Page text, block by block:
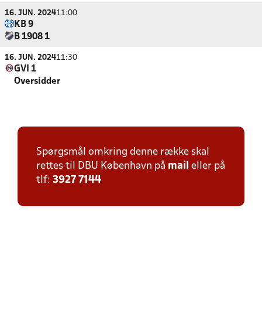
16. JUN. 202411:00
KB 9
B 1908 1
16. JUN. 202411:30
GVI 1
Oversidder
Spørgsmål omkring denne række skal
rettes til DBU København på mail eller på
tlf: 3927 7144